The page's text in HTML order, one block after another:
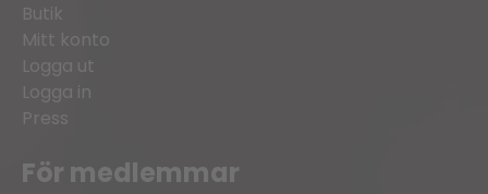
Butik
Mitt konto
Logga ut
Logga in
Press
För medlemmar